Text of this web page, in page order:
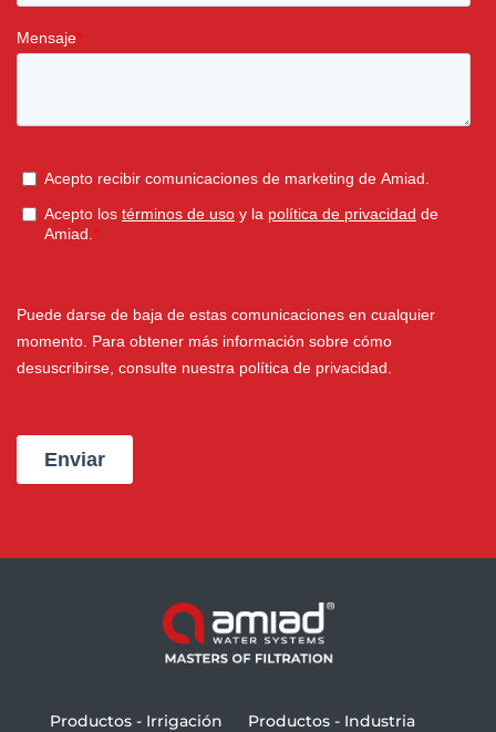
Productos - Irrigación Productos - Industria